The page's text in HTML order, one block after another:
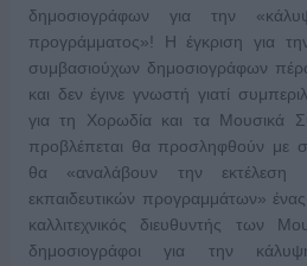
δημοσιογράφων για την
προγράμματος»! Η έγκριση για
συμβασιούχων δημοσιογράφων
και δεν έγινε γνωστή γιατί
για τη Χορωδία και τα Μουσικά
προβλέπεται θα προσληφθούν με
θα «αναλάβουν την εκτέλεση
εκπαιδευτικών προγραμμάτων»
καλλιτεχνικός διευθυντής των
δημοσιογράφοι για την